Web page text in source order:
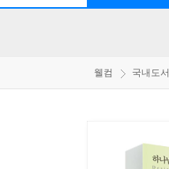
웰컴 국내도서